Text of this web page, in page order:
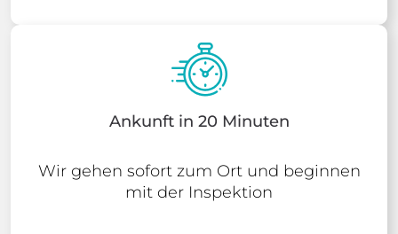
Ankunft in 20 Minuten
Wir gehen sofort zum Ort und beginnen
mit der Inspektion